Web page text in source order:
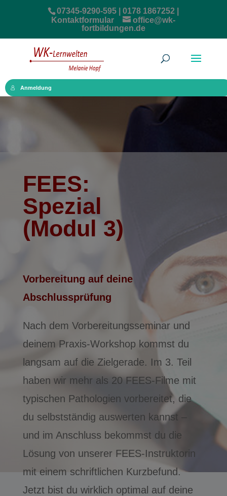
07345-9290-595 | 0178 1867252 |
Kontaktformular
office@wk-
fortbildungen.de
Anmeldung
FEES:
Spezial
(Modul 3)
Vorbereitung auf deine
Abschlussprüfung
Nach dem Vorbereitungsseminar und
deinem Praxis-Workshop kommst du
langsam auf die Zielgerade. Im 3. Teil
haben wir mehr als 20 FEES-Filme mit
typischen Pathologien vorbereitet, die
du selbstständig auswerten kannst –
und im Anschluss bekommst du die
Lösung von unserer FEES-Instruktorin
mit einem schriftlichen Kurzbefund.
Jetzt bist du wirklich optimal auf deine